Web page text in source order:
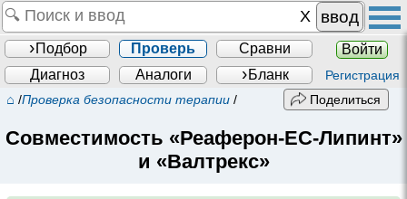
ввод
Подбор Проверь Сравни
Войти
Диагноз
Аналоги Бланк Регистрация
⌂ /Проверка безопасности терапии / Поделиться
Совместимость «Реаферон-ЕС-Липинт»
и «Валтрекс»